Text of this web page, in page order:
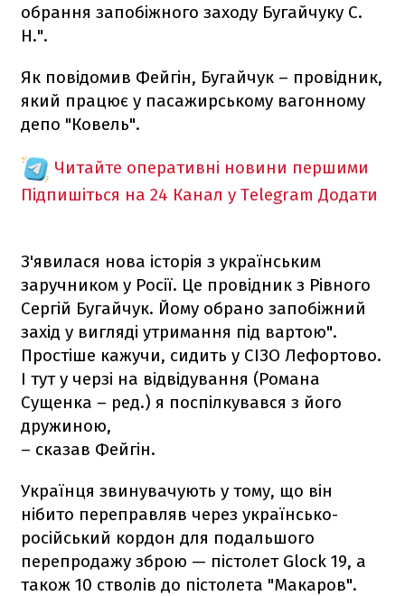
обрання запобіжного заходу Бугайчуку С.
Н.".
Як повідомив Фейгін, Бугайчук – провідник,
який працює у пасажирському вагонному
депо "Ковель".
Читайте оперативні новини першими
Підпишіться на 24 Канал у Telegram Додати
З'явилася нова історія з українським
заручником у Росії. Це провідник з Рівного
Сергій Бугайчук. Йому обрано запобіжний
захід у вигляді утримання під вартою".
Простіше кажучи, сидить у СІЗО Лефортово.
І тут у черзі на відвідування (Романа
Сущенка – ред.) я поспілкувався з його
дружиною,
– сказав Фейгін.
Українця звинувачують у тому, що він
нібито переправляв через українсько-
російський кордон для подальшого
перепродажу зброю — пістолет Glock 19, а
також 10 стволів до пістолета "Макаров".